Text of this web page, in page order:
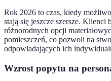
Rok 2026 to czas, kiedy
stają się jeszcze szersze. Klienci
różnorodnych opcji
pomieszczeń, co pozwoli na
odpowiadających ich
Wzrost popytu na